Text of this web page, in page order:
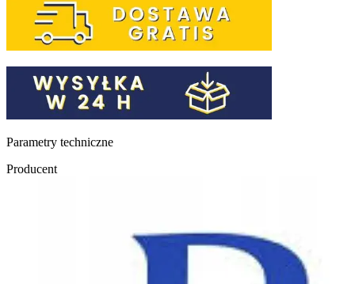
Parametry techniczne
Producent